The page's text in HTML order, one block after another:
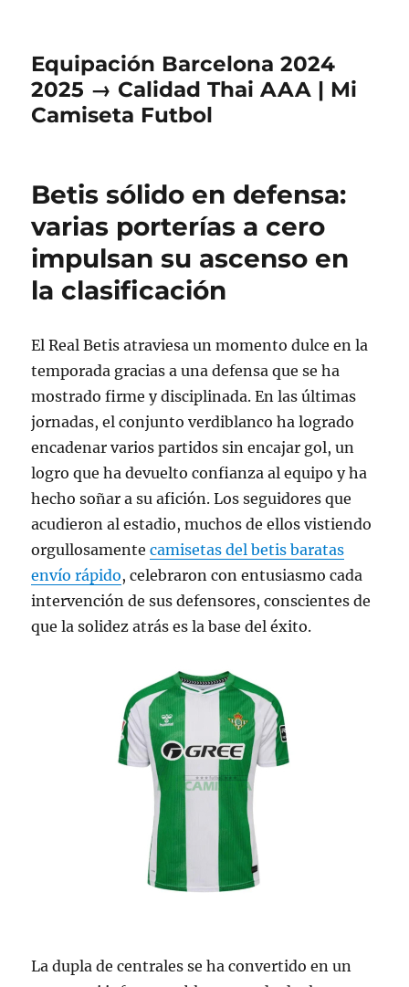
Equipación Barcelona 2024
2025 → Calidad Thai AAA | Mi
Camiseta Futbol
Betis sólido en defensa:
varias porterías a cero
impulsan su ascenso en
la clasificación
El Real Betis atraviesa un momento dulce en la
temporada gracias a una defensa que se ha
mostrado firme y disciplinada. En las últimas
jornadas, el conjunto verdiblanco ha logrado
encadenar varios partidos sin encajar gol, un
logro que ha devuelto confianza al equipo y ha
hecho soñar a su afición. Los seguidores que
acudieron al estadio, muchos de ellos vistiendo
orgullosamentecamisetas del betis baratas
envío rápido, celebraron con entusiasmo cada
intervención de sus defensores, conscientes de
que la solidez atrás es la base del éxito.
La dupla de centrales se ha convertido en un